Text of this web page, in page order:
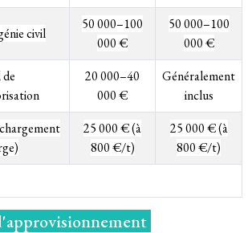
civil
50 000–100
000 €
50 000–100
000 €
20 000–40
000 €
Généralement
inclus
25 000 € (à
800 €/t)
25 000 € (à
800 €/t)